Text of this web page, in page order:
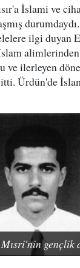
İslami ve
ilgi duyan
ilerleyen
Ürdün'de
gençlik